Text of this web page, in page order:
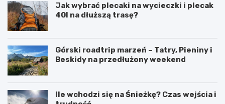
Jak wybrać plecaki na wycieczki i plecak
40l na dłuższą trasę?
Górski roadtrip marzeń – Tatry, Pieniny i
Beskidy na przedłużony weekend
Ile wchodzi się na Śnieżkę? Czas wejścia i